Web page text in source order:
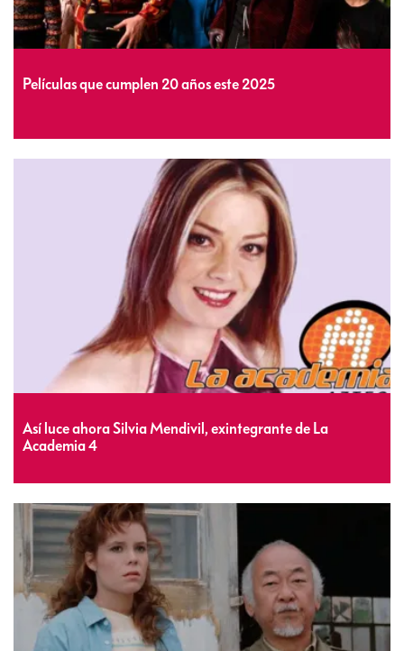
Películas que cumplen 20 años este 2025
Así luce ahora Silvia Mendivil, exintegrante de La
Academia 4